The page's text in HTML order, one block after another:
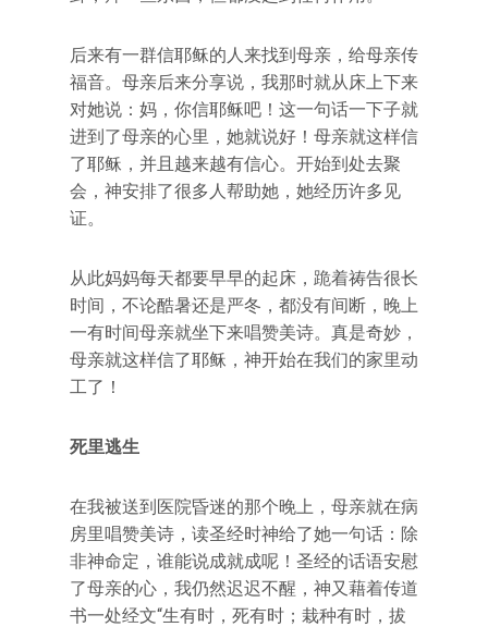
后来有一群信耶稣的人来找到母亲，给母亲传
福音。母亲后来分享说，我那时就从床上下来
对她说：妈，你信耶稣吧！这一句话一下子就
进到了母亲的心里，她就说好！母亲就这样信
了耶稣，并且越来越有信心。开始到处去聚
会，神安排了很多人帮助她，她经历许多见
证。
从此妈妈每天都要早早的起床，跪着祷告很长
时间，不论酷暑还是严冬，都没有间断，晚上
一有时间母亲就坐下来唱赞美诗。真是奇妙，
母亲就这样信了耶稣，神开始在我们的家里动
工了！
死里逃生
在我被送到医院昏迷的那个晚上，母亲就在病
房里唱赞美诗，读圣经时神给了她一句话：除
非神命定，谁能说成就成呢！圣经的话语安慰
了母亲的心，我仍然迟迟不醒，神又藉着传道
书一处经文“生有时，死有时；栽种有时，拔